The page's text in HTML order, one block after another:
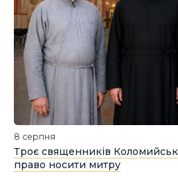
8 серпня
Троє священників
право носити митру